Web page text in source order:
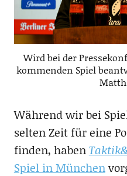
Wird bei der
kommenden Spiel
Während wir bei
selten Zeit für eine
finden, haben
Spiel in München